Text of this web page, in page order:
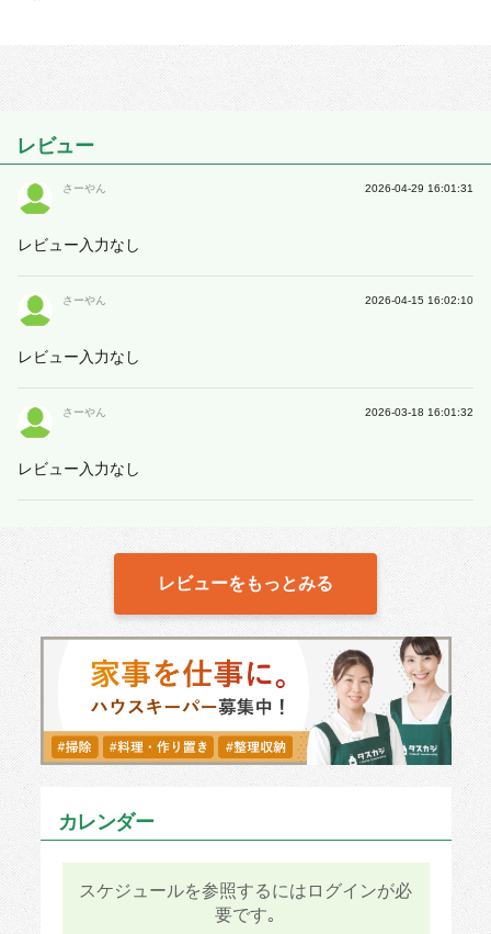
レビュー
さーやん 2026-04-29 16:01:31
レビュー入力なし
さーやん 2026-04-15 16:02:10
レビュー入力なし
さーやん 2026-03-18 16:01:32
レビュー入力なし
レビューをもっとみる
カレンダー
スケジュールを参照するにはログインが必
要です｡